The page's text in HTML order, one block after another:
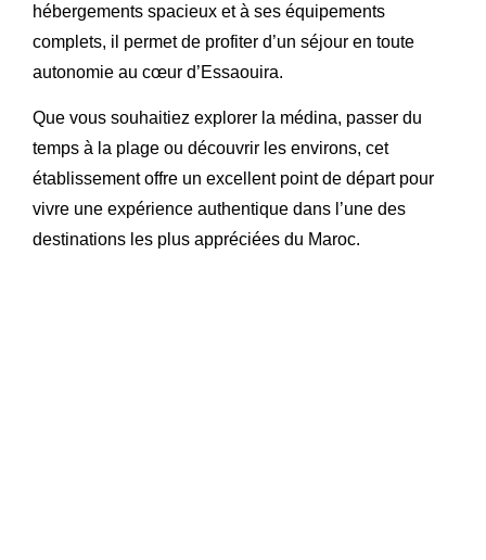
hébergements spacieux et à ses équipements
complets, il permet de profiter d’un séjour en toute
autonomie au cœur d’Essaouira.
Que vous souhaitiez explorer la médina, passer du
temps à la plage ou découvrir les environs, cet
établissement offre un excellent point de départ pour
vivre une expérience authentique dans l’une des
destinations les plus appréciées du Maroc.